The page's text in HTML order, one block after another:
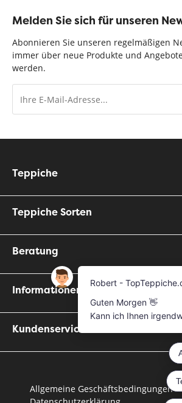
Melden Sie sich für unseren
Abonnieren Sie unseren regelmäßigen
immer über neue Produkte und
werden.
Teppiche
Teppiche Sorten
Beratung
Informationen
Kundenservice
Allgemeine Geschäftsbedingungen